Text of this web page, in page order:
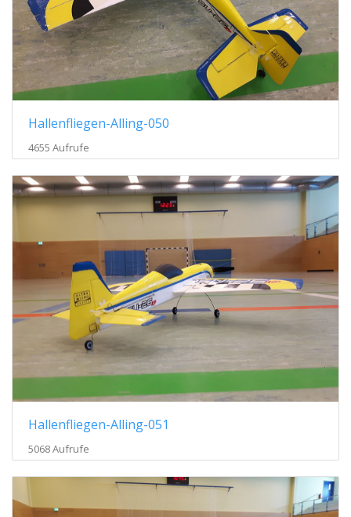
Hallenfliegen-Alling-050
4655 Aufrufe
Hallenfliegen-Alling-051
5068 Aufrufe